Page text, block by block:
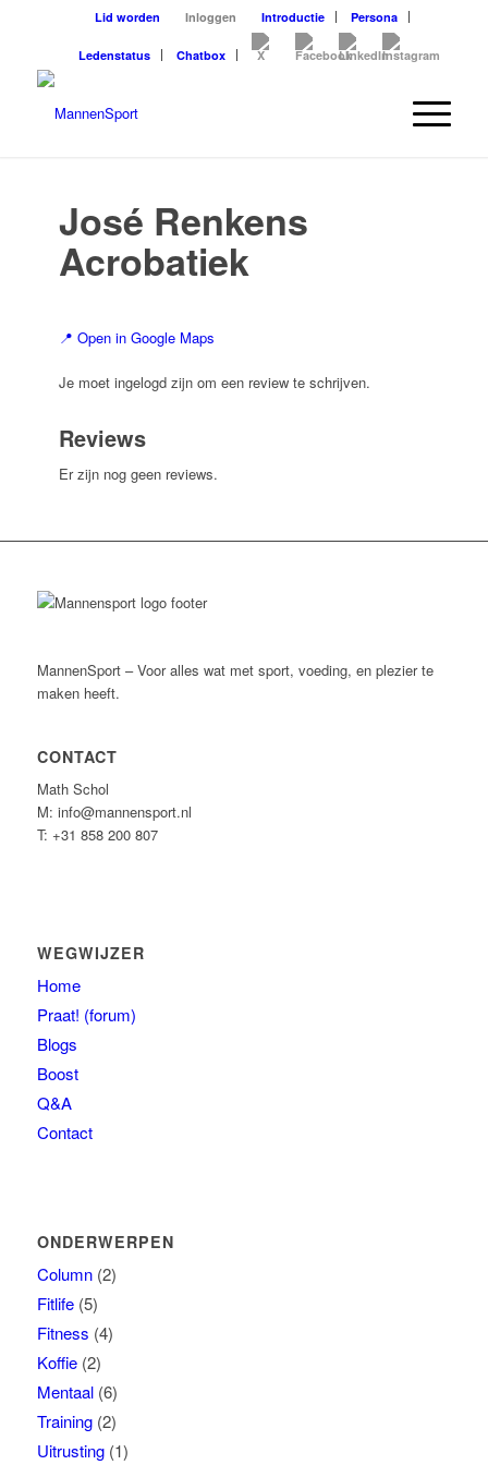
Lid worden Inloggen Introductie Persona
Ledenstatus Chatbox
José Renkens
Acrobatiek
📍 Open in Google Maps
Je moet ingelogd zijn om een review te schrijven.
Reviews
Er zijn nog geen reviews.
MannenSport – Voor alles wat met sport, voeding, en plezier te
maken heeft.
CONTACT
Math Schol
M: info@mannensport.nl
T: +31 858 200 807
WEGWIJZER
Home
Praat! (forum)
Blogs
Boost
Q&A
Contact
ONDERWERPEN
Column(2)
Fitlife(5)
Fitness (4)
Koffie(2)
Mentaal(6)
Training(2)
Uitrusting(1)